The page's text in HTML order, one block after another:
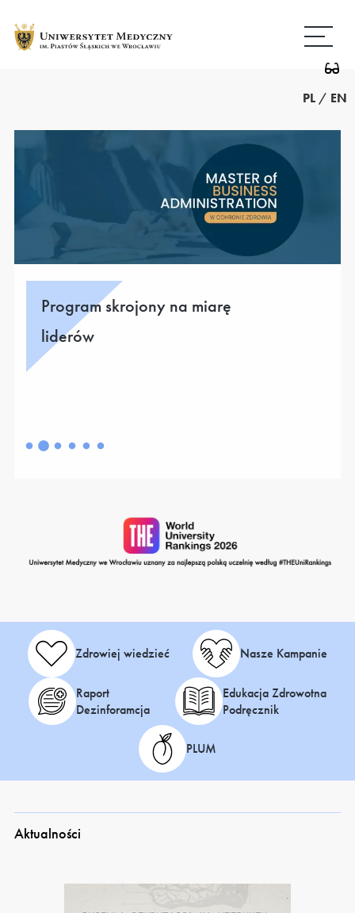
treści
strony
PL / EN
Program skrojony na miarę
liderów
Zdrowiej wiedzieć Nasze Kampanie
Raport
Dezinforamcja
Edukacja Zdrowotna
Podręcznik
PLUM
Aktualności